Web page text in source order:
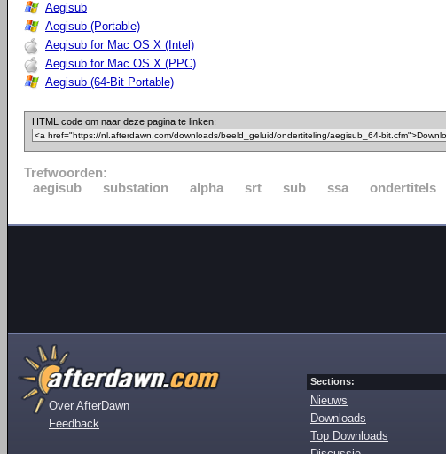
Aegisub
Aegisub (Portable)
Aegisub for Mac OS X (Intel)
Aegisub for Mac OS X (PPC)
Aegisub (64-Bit Portable)
HTML code om naar deze pagina te linken:
Trefwoorden:
aegisub
substation alpha srt sub ssa ondertitels
Over AfterDawn
Feedback
Sections:
Nieuws
Downloads
Top Downloads